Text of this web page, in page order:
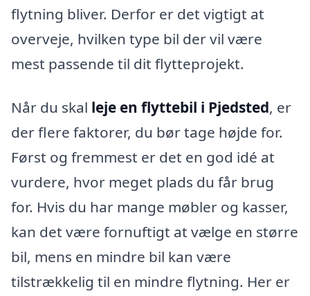
flytning bliver. Derfor er det vigtigt at
overveje, hvilken type bil der vil være
mest passende til dit flytteprojekt.
Når du skal leje en flyttebil i Pjedsted, er
der flere faktorer, du bør tage højde for.
Først og fremmest er det en god idé at
vurdere, hvor meget plads du får brug
for. Hvis du har mange møbler og kasser,
kan det være fornuftigt at vælge en større
bil, mens en mindre bil kan være
tilstrækkelig til en mindre flytning. Her er